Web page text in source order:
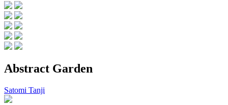
Abstract Garden
Satomi Tanji